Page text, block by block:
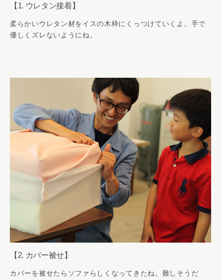
【1. ウレタン接着】
柔らかいウレタン材をイスの木枠にくっつけていくよ。手で
優しくズレないようにね。
【2. カバー被せ】
カバーを被せたらソファらしくなってきたね。難しそうだ